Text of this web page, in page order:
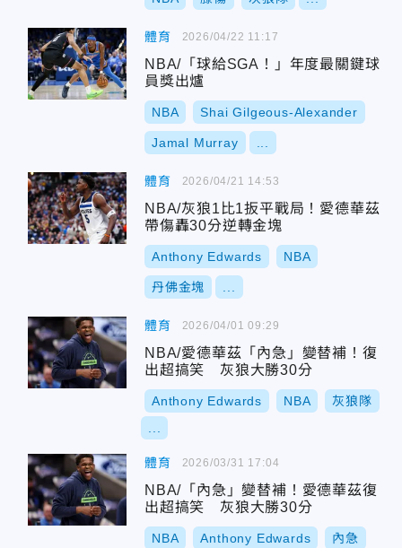
體育
NBA/「球給SGA！」年度最關鍵球
員獎出爐
NBA Shai Gilgeous-Alexander
Jamal Murray
2026/04/22 11:17
體育
NBA/灰狼1比1扳平戰局！愛德華茲
帶傷轟30分逆轉金塊
Anthony Edwards NBA
丹佛金塊
2026/04/21 14:53
體育
NBA/愛德華茲「內急」變替補！復
出超搞笑 灰狼大勝30分
Anthony Edwards NBA 灰狼隊
2026/04/01 09:29
體育
NBA/「內急」變替補！愛德華茲復
出超搞笑 灰狼大勝30分
NBA Anthony Edwards 內急
2026/03/31 17:04